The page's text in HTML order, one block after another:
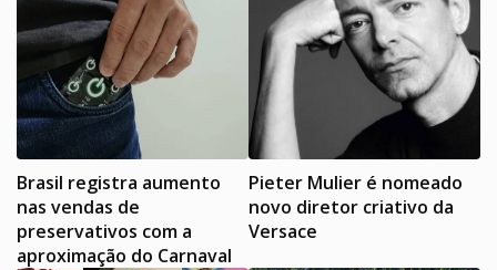
Brasil registra aumento
nas vendas de
preservativos com a
aproximação do Carnaval
Pieter Mulier é nomeado
novo diretor criativo da
Versace